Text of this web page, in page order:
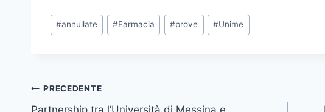
Tag
articolo:
#annullate #Farmacia #prove #Unime
Navigazione
PRECEDENTE
Partnership tra l’Università di Messina e